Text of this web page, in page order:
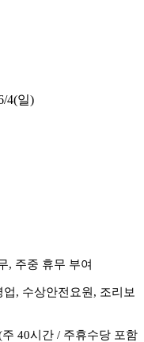
4(일)
, 주중 휴무 부여
, 수상안전요원, 조리보
40시간 / 주휴수당 포함